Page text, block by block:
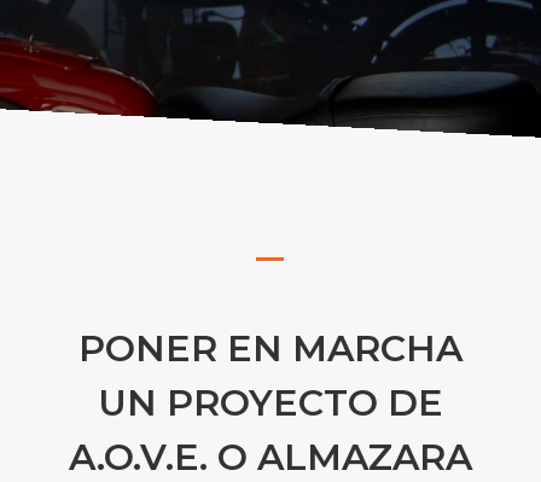
PONER EN MARCHA
UN PROYECTO DE
A.O.V.E. O ALMAZARA